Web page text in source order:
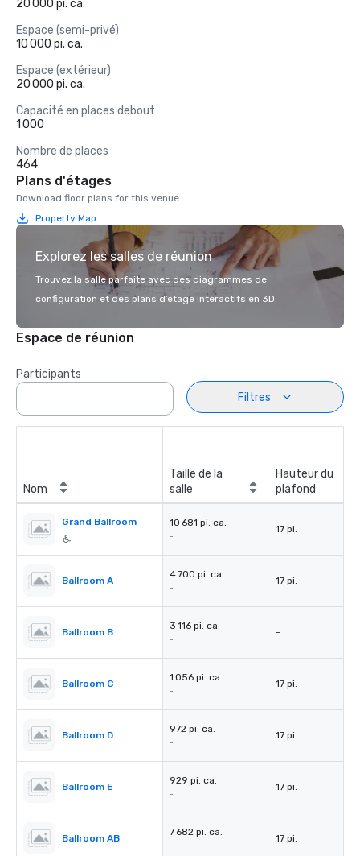
20 000 pi. ca.
Espace (semi-privé)
10 000 pi. ca.
Espace (extérieur)
20 000 pi. ca.
Capacité en places debout
1 000
Nombre de places
464
Plans d'étages
Download floor plans for this venue.
Property Map
Explorez les salles de réunion
Trouvez la salle parfaite avec des diagrammes de
configuration et des plans d’étage interactifs en 3D.
Espace de réunion
Participants
Filtres
Nom
Taille de la
salle
Hauteur du
plafond
Grand Ballroom 10 681 pi. ca.
-
17 pi.
Ballroom A
4 700 pi. ca.
-
17 pi.
Ballroom B
3 116 pi. ca.
-
-
Ballroom C
1 056 pi. ca.
-
17 pi.
Ballroom D
972 pi. ca.
-
17 pi.
Ballroom E
929 pi. ca.
-
17 pi.
Ballroom AB
7 682 pi. ca.
-
17 pi.